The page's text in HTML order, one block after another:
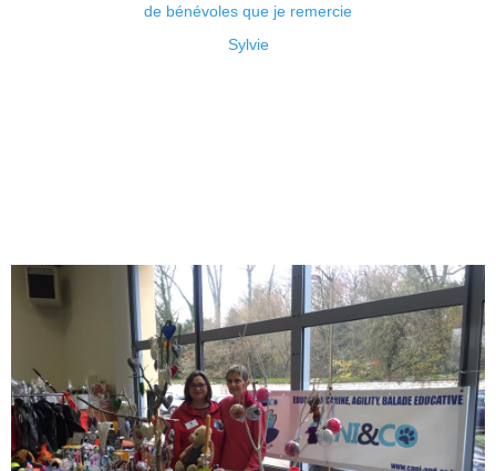
de bénévoles que je remercie
Sylvie